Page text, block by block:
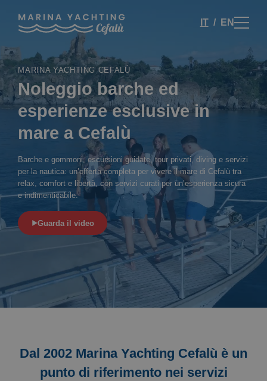
IT EN
MARINA YACHTING CEFALÙ
Noleggio barche ed
esperienze esclusive in
mare a Cefalù
Barche e gommoni, escursioni guidate, tour privati, diving e servizi
per la nautica: un’offerta completa per vivere il mare di Cefalù tra
relax, comfort e libertà, con servizi curati per un’esperienza sicura
e indimenticabile.
Guarda il video
Dal 2002 Marina Yachting Cefalù è un
punto di riferimento nei servizi